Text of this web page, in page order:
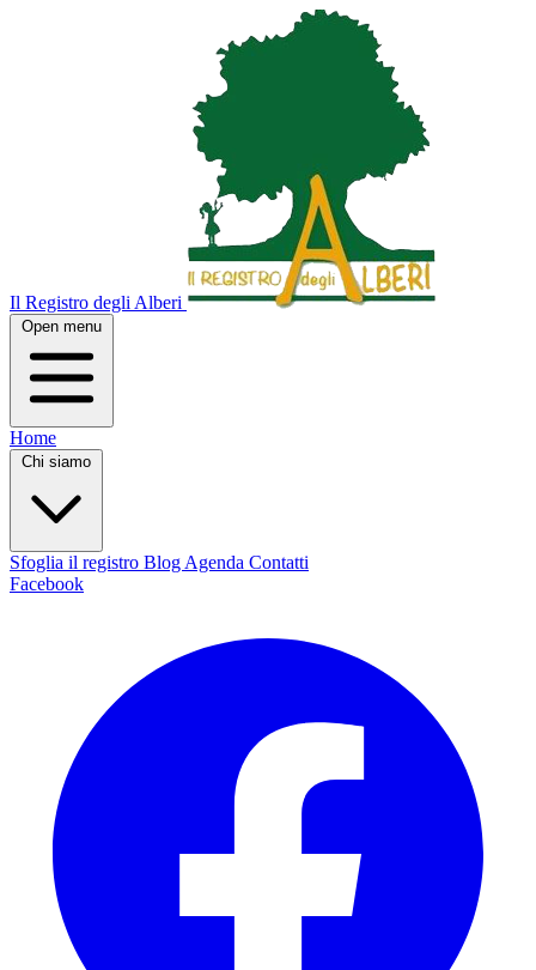
Il Registro degli Alberi
Open menu
Home
Chi siamo
Sfoglia il registro Blog Agenda Contatti
Facebook